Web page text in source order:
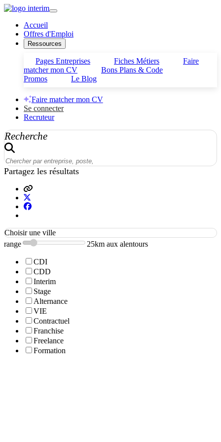
Accueil
Offres d'Emploi
Ressources
Pages Entreprises Fiches Métiers
Faire
matcher mon CV
Bons Plans & Code
Promos
Le Blog
Faire matcher mon CV
Se connecter
Recruteur
Recherche
Partagez les résultats
Choisir une ville
range
25km aux alentours
CDI
CDD
Interim
Stage
Alternance
VIE
Contractuel
Franchise
Freelance
Formation